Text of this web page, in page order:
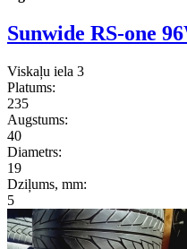
Sunwide RS-one
Viskaļu iela 3
Platums:
235
Augstums:
40
Diametrs:
19
Dziļums, mm:
5